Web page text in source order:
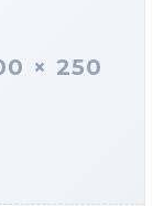
× 250